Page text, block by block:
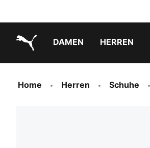
DAMEN HERREN
Home Herren Schuhe